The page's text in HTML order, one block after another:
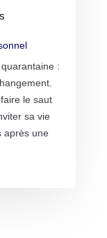
:
le saut
sa vie
après une